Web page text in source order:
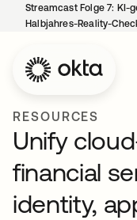
Streamcast Folge 7: KI-
Halbjahres-Reality-
RESOURCES
Unify
financial
identity,